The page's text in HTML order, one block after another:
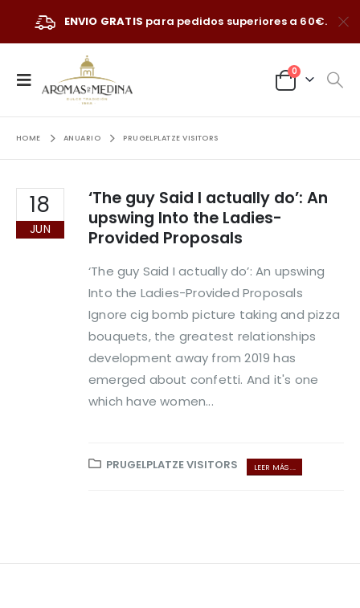
ENVIO GRATIS para pedidos superiores a 60€.
0
HOME ANUARIO PRUGELPLATZE VISITORS
18
JUN
‘The guy Said I actually do’: An
upswing Into the Ladies-
Provided Proposals
‘The guy Said I actually do’: An upswing
Into the Ladies-Provided Proposals
Ignore cig bomb picture taking and pizza
bouquets, the greatest relationships
development away from 2019 has
emerged about confetti. And it's one
which have women...
PRUGELPLATZE VISITORS LEER MÁS ...